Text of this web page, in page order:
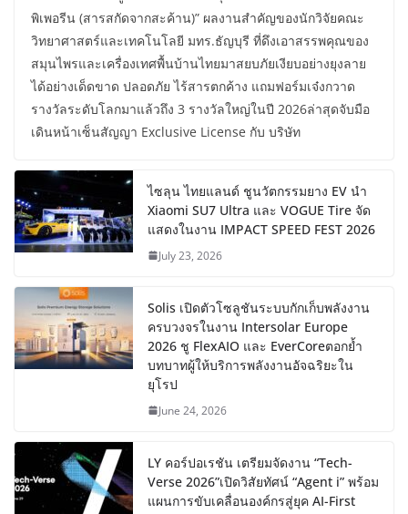
พิเพอรีน (สารสกัดจากสะค้าน)” ผลงานสำคัญของนักวิจัยคณะ
วิทยาศาสตร์และเทคโนโลยี มทร.ธัญบุรี ที่ดึงเอาสรรพคุณของ
สมุนไพรและเครื่องเทศพื้นบ้านไทยมาสยบภัยเงียบอย่างยุงลาย
ได้อย่างเด็ดขาด ปลอดภัย ไร้สารตกค้าง แถมฟอร์มเจ๋งกวาด
รางวัลระดับโลกมาแล้วถึง 3 รางวัลใหญ่ในปี 2026ล่าสุดจับมือ
เดินหน้าเซ็นสัญญา Exclusive License กับ บริษัท
ไซลุน ไทยแลนด์ ชูนวัตกรรมยาง EV นำ
Xiaomi SU7 Ultra และ VOGUE Tire จัด
แสดงในงาน IMPACT SPEED FEST 2026
July 23, 2026
Solis เปิดตัวโซลูชันระบบกักเก็บพลังงาน
ครบวงจรในงาน Intersolar Europe
2026 ชู FlexAIO และ EverCoreตอกย้ำ
บทบาทผู้ให้บริการพลังงานอัจฉริยะใน
ยุโรป
June 24, 2026
LY คอร์ปอเรชัน เตรียมจัดงาน “Tech-
Verse 2026”เปิดวิสัยทัศน์ “Agent i” พร้อม
แผนการขับเคลื่อนองค์กรสู่ยุค AI-First